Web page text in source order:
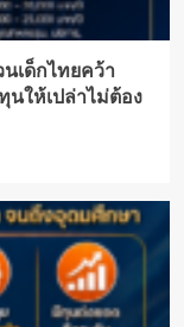
เด็กไทยคว้า
นให้เปล่าไม่ต้อง